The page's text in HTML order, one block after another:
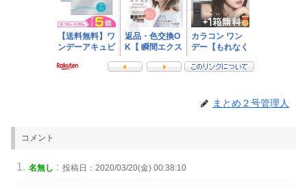
まとめ２号管理人
コメント
名無し : 投稿日：2020/03/20(金) 00:38:10